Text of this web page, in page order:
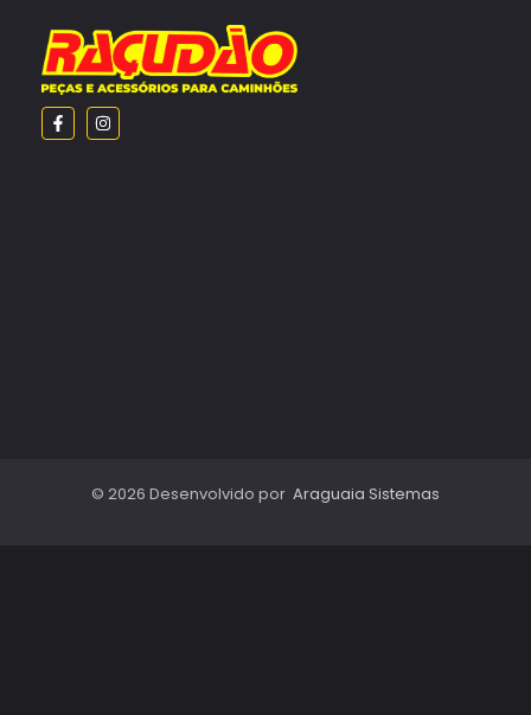
© 2026 Desenvolvido por Araguaia Sistemas